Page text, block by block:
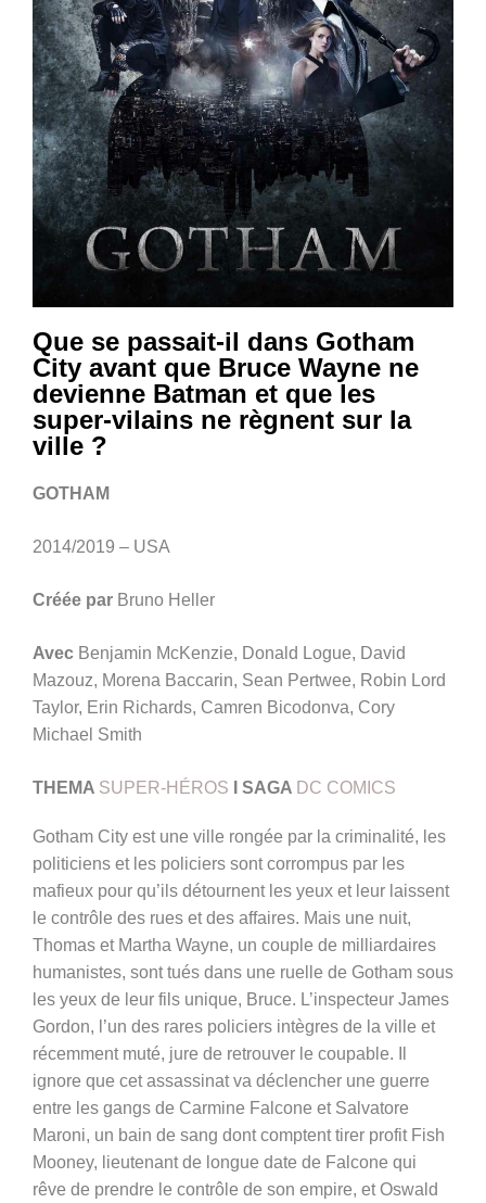
Que se passait-il dans Gotham
City avant que Bruce Wayne ne
devienne Batman et que les
super-vilains ne règnent sur la
ville ?
GOTHAM
2014/2019 – USA
Créée par Bruno Heller
Avec Benjamin McKenzie, Donald Logue, David
Mazouz, Morena Baccarin, Sean Pertwee, Robin Lord
Taylor, Erin Richards, Camren Bicodonva, Cory
Michael Smith
THEMA SUPER-HÉROS I SAGA DC COMICS
Gotham City est une ville rongée par la criminalité, les
politiciens et les policiers sont corrompus par les
mafieux pour qu’ils détournent les yeux et leur laissent
le contrôle des rues et des affaires. Mais une nuit,
Thomas et Martha Wayne, un couple de milliardaires
humanistes, sont tués dans une ruelle de Gotham sous
les yeux de leur fils unique, Bruce. L’inspecteur James
Gordon, l’un des rares policiers intègres de la ville et
récemment muté, jure de retrouver le coupable. Il
ignore que cet assassinat va déclencher une guerre
entre les gangs de Carmine Falcone et Salvatore
Maroni, un bain de sang dont comptent tirer profit Fish
Mooney, lieutenant de longue date de Falcone qui
rêve de prendre le contrôle de son empire, et Oswald